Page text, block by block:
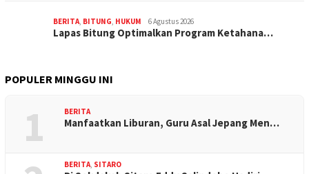
BERITA, BITUNG, HUKUM 6 Agustus 2026
Lapas Bitung Optimalkan Program Ketahana…
POPULER MINGGU INI
1 BERITA
Manfaatkan Liburan, Guru Asal Jepang Men…
BERITA, SITARO